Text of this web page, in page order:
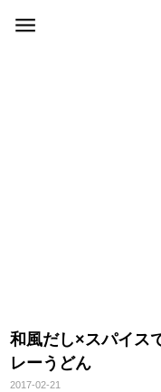
和風だし×スパイス
レーうどん
2017-02-21